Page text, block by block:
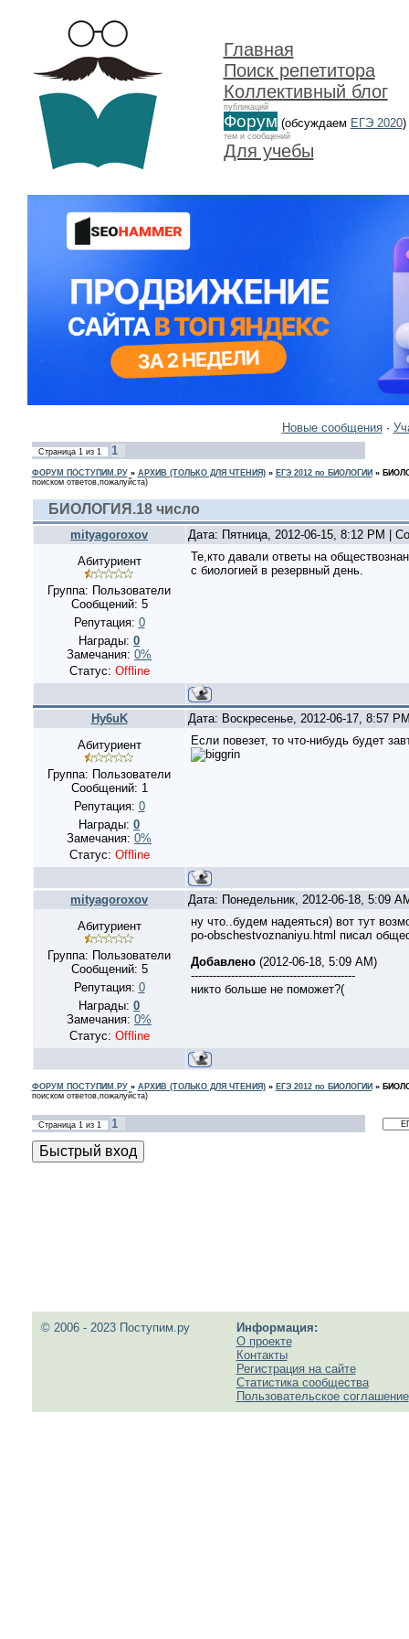
Главная
Поиск репетитора
Коллективный блог
публикаций
Форум (обсуждаем ЕГЭ 2020)
тем и сообщений
Для учебы
Новые сообщения·
Страница 1из 1 1
ФОРУМ ПОСТУПИМ.РУ» АРХИВ (ТОЛЬКО ДЛЯ ЧТЕНИЯ)» ЕГЭ 2012 по БИОЛОГИИ »
поиском ответов,пожалуйста)
БИОЛОГИЯ.18 число
mityagoroxov
Дата: Пятница, 2012-06-15, 8:12 PM |
Абитуриент
Группа: Пользователи
Сообщений: 5
Репутация: 0
Награды: 0
Замечания: 0%
Статус: Offline
Те,кто давали ответы на
с биологией в резервный день.
Hy6uK
Дата: Воскресенье, 2012-06-17, 8:57
Абитуриент
Группа: Пользователи
Сообщений: 1
Репутация: 0
Награды: 0
Замечания: 0%
Статус: Offline
Если повезет, то что-нибудь будет
mityagoroxov
Дата: Понедельник, 2012-06-18, 5:09
Абитуриент
Группа: Пользователи
Сообщений: 5
Репутация: 0
Награды: 0
Замечания: 0%
Статус: Offline
ну что..будем надеяться) вот тут
po-obschestvoznaniyu.html писал
Добавлено(2012-06-18, 5:09 AM)
---------------------------------------------
никто больше не поможет?(
ФОРУМ ПОСТУПИМ.РУ» АРХИВ (ТОЛЬКО ДЛЯ ЧТЕНИЯ)» ЕГЭ 2012 по БИОЛОГИИ »
поиском ответов,пожалуйста)
Страница 1из 1 1
© 2006 - 2023 Поступим.ру
Информация:
О проекте
Контакты
Регистрация на сайте
Статистика сообщества
Пользовательское соглашение